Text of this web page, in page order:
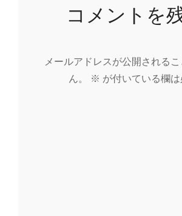
コメントを
メールアドレスが公開される
ん。
※ が付いている欄